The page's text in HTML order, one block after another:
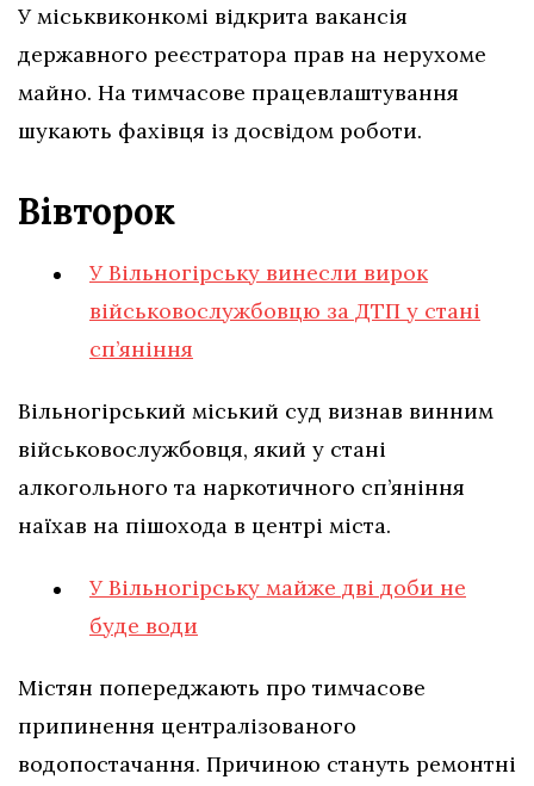
У міськвиконкомі відкрита вакансія
державного реєстратора прав на нерухоме
майно. На тимчасове працевлаштування
шукають фахівця із досвідом роботи.
Вівторок
У Вільногірську винесли вирок
військовослужбовцю за ДТП у стані
сп’яніння
Вільногірський міський суд визнав винним
військовослужбовця, який у стані
алкогольного та наркотичного сп’яніння
наїхав на пішохода в центрі міста.
У Вільногірську майже дві доби не
буде води
Містян попереджають про тимчасове
припинення централізованого
водопостачання. Причиною стануть ремонтні